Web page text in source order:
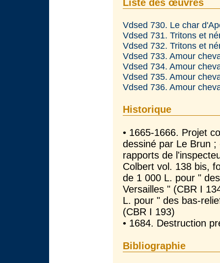
Liste des œuvres
Vdsed 730. Le char
Vdsed 731. Tritons et
Vdsed 732. Tritons et
Vdsed 733. Amour
Vdsed 734. Amour
Vdsed 735. Amour
Vdsed 736. Amour
Historique
• 1665-1666. Projet
dessiné par Le Brun
rapports de
Colbert vol. 138 bis,
de 1 000 L. pour "
Versailles " (CBR I
L. pour " des bas-
(CBR I 193)
• 1684. Destruction
Bibliographie